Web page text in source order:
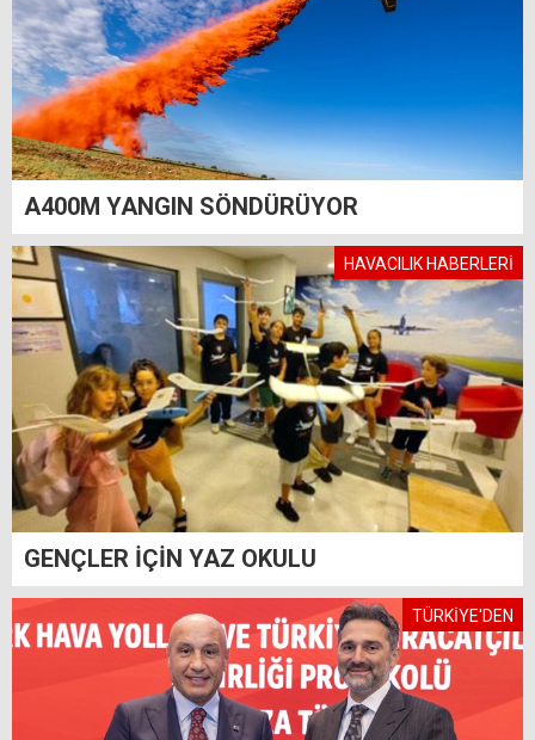
A400M YANGIN SÖNDÜRÜYOR
HAVACILIK HABERLERİ
GENÇLER İÇİN YAZ OKULU
TÜRKİYE'DEN